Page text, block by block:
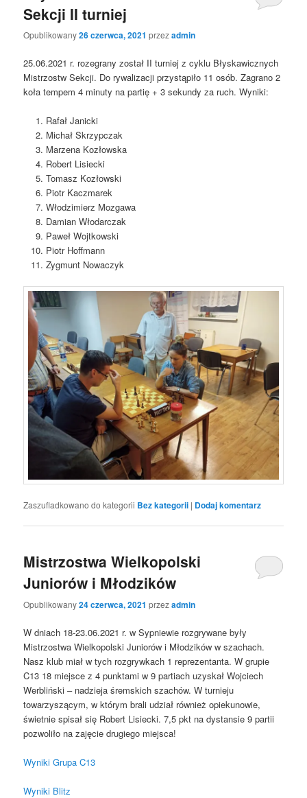
Sekcji II turniej
Opublikowany26 czerwca, 2021 przezadmin
25.06.2021 r. rozegrany został II turniej z cyklu Błyskawicznych
Mistrzostw Sekcji. Do rywalizacji przystąpiło 11 osób. Zagrano 2
koła tempem 4 minuty na partię + 3 sekundy za ruch. Wyniki:
Rafał Janicki
Michał Skrzypczak
Marzena Kozłowska
Robert Lisiecki
Tomasz Kozłowski
Piotr Kaczmarek
Włodzimierz Mozgawa
Damian Włodarczak
Paweł Wojtkowski
Piotr Hoffmann
Zygmunt Nowaczyk
Zaszufladkowano do kategorii Bez kategorii | Dodaj komentarz
Mistrzostwa Wielkopolski
Juniorów i Młodzików
Opublikowany24 czerwca, 2021 przezadmin
W dniach 18-23.06.2021 r. w Sypniewie rozgrywane były
Mistrzostwa Wielkopolski Juniorów i Młodzików w szachach.
Nasz klub miał w tych rozgrywkach 1 reprezentanta. W grupie
C13 18 miejsce z 4 punktami w 9 partiach uzyskał Wojciech
Werbliński – nadzieja śremskich szachów. W turnieju
towarzyszącym, w którym brali udział również opiekunowie,
świetnie spisał się Robert Lisiecki. 7,5 pkt na dystansie 9 partii
pozwoliło na zajęcie drugiego miejsca!
Wyniki Grupa C13
Wyniki Blitz